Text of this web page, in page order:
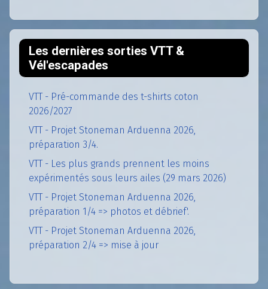
Les dernières sorties VTT &
Vél'escapades
VTT - Pré-commande des t-shirts coton
2026/2027
VTT - Projet Stoneman Arduenna 2026,
préparation 3/4.
VTT - Les plus grands prennent les moins
expérimentés sous leurs ailes (29 mars 2026)
VTT - Projet Stoneman Arduenna 2026,
préparation 1/4 => photos et débrief'.
VTT - Projet Stoneman Arduenna 2026,
préparation 2/4 => mise à jour